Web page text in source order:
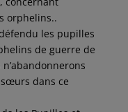
orphelins..
les pupilles
de guerre de
dans ce